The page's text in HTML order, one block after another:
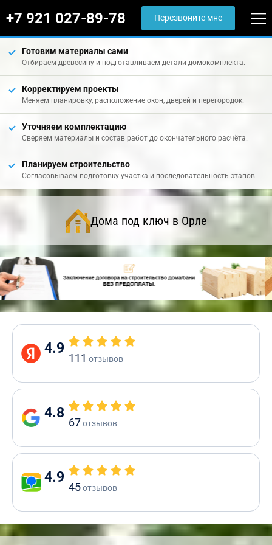
+7 921 027-89-78 Перезвоните мне
Готовим материалы сами
Отбираем древесину и подготавливаем детали домокомплекта.
Корректируем проекты
Меняем планировку, расположение окон, дверей и перегородок.
Уточняем комплектацию
Сверяем материалы и состав работ до окончательного расчёта.
Планируем строительство
Согласовываем подготовку участка и последовательность этапов.
Дома под ключ в Орле
4.9
111 отзывов
4.8
67отзывов
4.9
45отзывов